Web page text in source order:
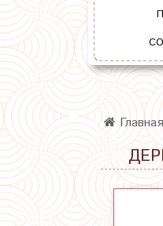
Главная